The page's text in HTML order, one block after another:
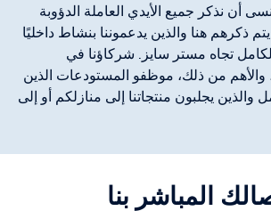
أن نذكر جميع الأيدي العاملة الدؤوبة
ذكرهم هنا والذين يدعموننا بنشاط داخليًا
تجاه مستر سايز. شركاؤنا في
والأهم من ذلك، موظفو المستودعات الذين
والذين يجلبون منتجاتنا إلى منازلكم أو إلى
المباشر بنا